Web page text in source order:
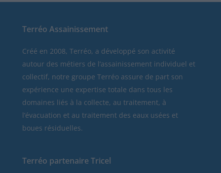
Terréo Assainissement
Créé en 2008, Terréo, a développé son activité
autour des métiers de l’assainissement individuel et
collectif, notre groupe Terréo assure de part son
expérience une expertise totale dans tous les
domaines liés à la collecte, au traitement, à
l’évacuation et au traitement des eaux usées et
boues résiduelles.
Terréo partenaire Tricel